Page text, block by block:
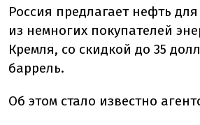
Россия предлагает нефть
из немногих покупателей
Кремля, со скидкой до 35
баррель.
Об этом стало известно